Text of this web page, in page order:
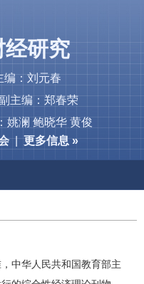
经研究
编：刘元春
主编：郑春荣
姚澜 鲍晓华 黄俊
|更多信息 »
中华人民共和国教育部主